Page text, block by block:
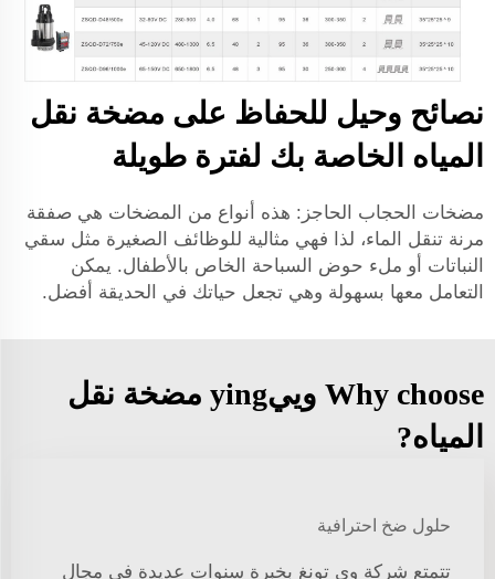
نصائح وحيل للحفاظ على مضخة نقل
المياه الخاصة بك لفترة طويلة
مضخات الحجاب الحاجز: هذه أنواع من المضخات هي صفقة
مرنة تنقل الماء، لذا فهي مثالية للوظائف الصغيرة مثل سقي
النباتات أو ملء حوض السباحة الخاص بالأطفال. يمكن
التعامل معها بسهولة وهي تجعل حياتك في الحديقة أفضل.
Why choose وييying مضخة نقل
المياه?
حلول ضخ احترافية
تتمتع شركة وي تونغ بخبرةٍ سنواتٍ عديدة في مجال